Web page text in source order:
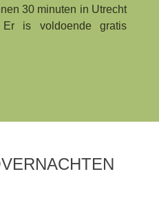
30 minuten in Utrecht
Er is voldoende gratis